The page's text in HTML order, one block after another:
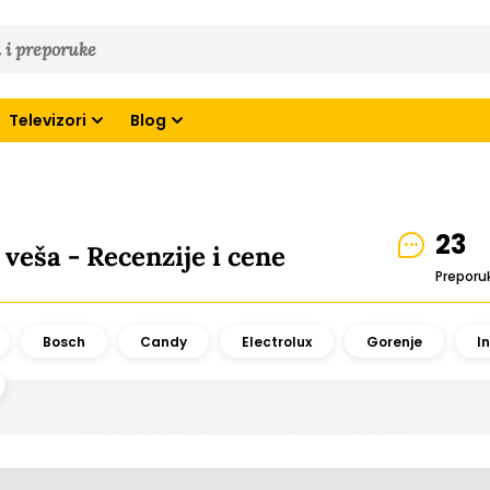
Televizori Blog
- Recenzije i cene 23
Bosch Candy Electrolux Gorenje